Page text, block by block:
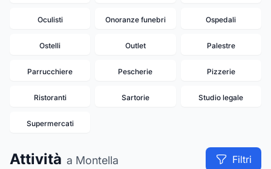
Oculisti Onoranze funebri Ospedali
Ostelli Outlet Palestre
Parrucchiere Pescherie Pizzerie
Ristoranti Sartorie Studio legale
Supermercati
Attività a Montella Filtri